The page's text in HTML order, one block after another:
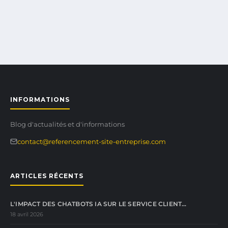
INFORMATIONS
Blog d'actualités et d'informations
contact@referencement-site-entreprise.com
ARTICLES RÉCENTS
L'IMPACT DES CHATBOTS IA SUR LE SERVICE CLIENT…
18 avril 2026